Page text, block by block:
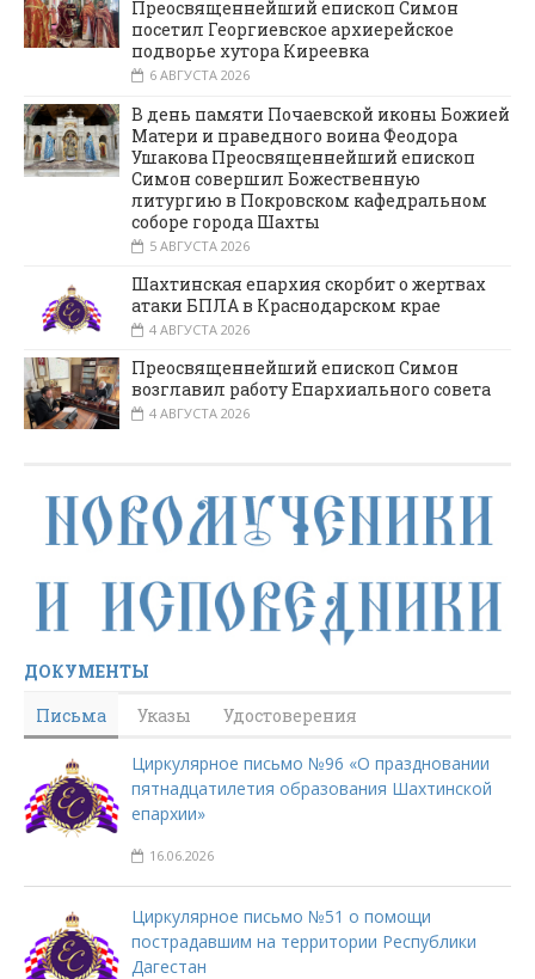
Преосвященнейший епископ Симон
посетил Георгиевское архиерейское
подворье хутора Киреевка
6 АВГУСТА 2026
В день памяти Почаевской иконы Божией
Матери и праведного воина Феодора
Ушакова Преосвященнейший епископ
Симон совершил Божественную
литургию в Покровском кафедральном
соборе города Шахты
5 АВГУСТА 2026
Шахтинская епархия скорбит о жертвах
атаки БПЛА в Краснодарском крае
4 АВГУСТА 2026
Преосвященнейший епископ Симон
возглавил работу Епархиального совета
4 АВГУСТА 2026
ДОКУМЕНТЫ
Письма
Указы Удостоверения
Циркулярное письмо №96 «О праздновании
пятнадцатилетия образования Шахтинской
епархии»
16.06.2026
Циркулярное письмо №51 о помощи
пострадавшим на территории Республики
Дагестан